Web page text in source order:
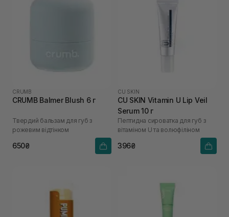
CRUMB
CRUMB Balmer Blush 6 г
Твердий бальзам для губ з
рожевим відтінком
650₴
CU SKIN
CU SKIN Vitamin U Lip Veil
Serum 10 г
Пептидна сироватка для губ з
вітаміном U та волюфіліном
396₴